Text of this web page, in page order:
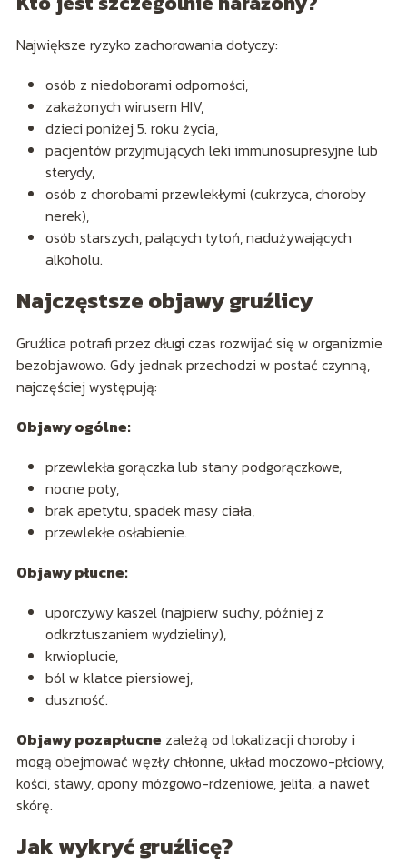
Największe ryzyko zachorowania dotyczy:
osób z niedoborami odporności,
zakażonych wirusem HIV,
dzieci poniżej 5. roku życia,
pacjentów przyjmujących leki immunosupresyjne lub
sterydy,
osób z chorobami przewlekłymi (cukrzyca, choroby
nerek),
osób starszych, palących tytoń, nadużywających
alkoholu.
Najczęstsze objawy gruźlicy
Gruźlica potrafi przez długi czas rozwijać się w organizmie
bezobjawowo. Gdy jednak przechodzi w postać czynną,
najczęściej występują:
Objawy ogólne:
przewlekła gorączka lub stany podgorączkowe,
nocne poty,
brak apetytu, spadek masy ciała,
przewlekłe osłabienie.
Objawy płucne:
uporczywy kaszel (najpierw suchy, później z
odkrztuszaniem wydzieliny),
krwioplucie,
ból w klatce piersiowej,
duszność.
Objawy pozapłucne zależą od lokalizacji choroby i
mogą obejmować węzły chłonne, układ moczowo-płciowy,
kości, stawy, opony mózgowo-rdzeniowe, jelita, a nawet
skórę.
Jak wykryć gruźlicę?